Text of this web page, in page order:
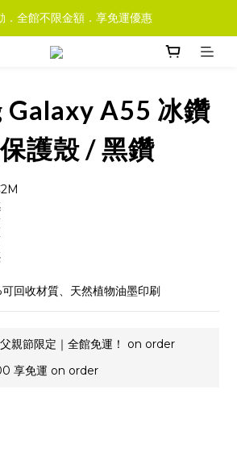
．全館不限金額．享免運優惠
Galaxy A55 冰鑽
護殼 / 黑鑽
回收材質、天然植物油墨印刷
父親節限定｜全館免運！ on order
享免運 on order